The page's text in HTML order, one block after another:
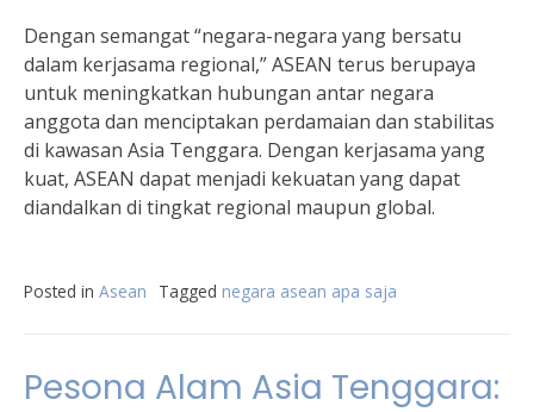
Dengan semangat “negara-negara yang bersatu
dalam kerjasama regional,” ASEAN terus berupaya
untuk meningkatkan hubungan antar negara
anggota dan menciptakan perdamaian dan stabilitas
di kawasan Asia Tenggara. Dengan kerjasama yang
kuat, ASEAN dapat menjadi kekuatan yang dapat
diandalkan di tingkat regional maupun global.
Posted in Asean Tagged negara asean apa saja
Pesona Alam Asia Tenggara: